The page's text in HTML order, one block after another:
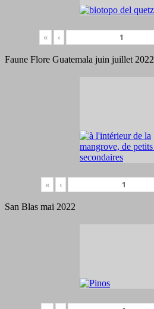
« ‹
Faune Flore Guatemala juin juillet 2022
« ‹
San Blas mai 2022